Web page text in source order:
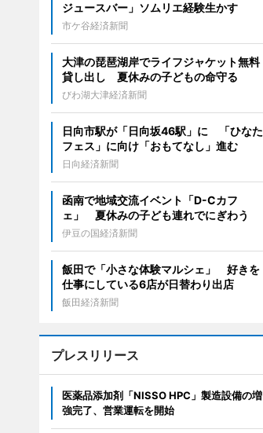
ジュースバー」ソムリエ経験生かす
市ケ谷経済新聞
大津の琵琶湖岸でライフジャケット無料
貸し出し 夏休みの子どもの命守る
びわ湖大津経済新聞
日向市駅が「日向坂46駅」に 「ひなた
フェス」に向け「おもてなし」進む
日向経済新聞
函南で地域交流イベント「D-Cカフ
ェ」 夏休みの子ども連れでにぎわう
伊豆の国経済新聞
飯田で「小さな体験マルシェ」 好きを
仕事にしている6店が日替わり出店
飯田経済新聞
プレスリリース
医薬品添加剤「NISSO HPC」製造設備の増
強完了、営業運転を開始